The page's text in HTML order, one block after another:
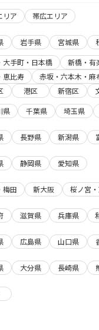
リア 帯広エリア
岩手県 宮城県
大手町・日本橋 新橋・有
恵比寿
赤坂・六本木・麻
港区 新宿区
県 千葉県 埼玉県
長野県 新潟県
静岡県 愛知県
梅田 新大阪 桜ノ宮
滋賀県 兵庫県
広島県 山口県
大分県 長崎県